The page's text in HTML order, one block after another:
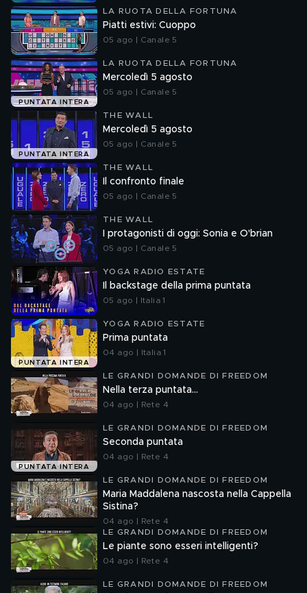
LA RUOTA DELLA FORTUNA
Piatti estivi: Cuoppo
05 ago | Canale 5
PUNTATA INTERA
LA RUOTA DELLA FORTUNA
Mercoledì 5 agosto
05 ago | Canale 5
PUNTATA INTERA
THE WALL
Mercoledì 5 agosto
05 ago | Canale 5
THE WALL
Il confronto finale
05 ago | Canale 5
THE WALL
I protagonisti di oggi: Sonia e O'brian
05 ago | Canale 5
YOGA RADIO ESTATE
Il backstage della prima puntata
05 ago | Italia 1
PUNTATA INTERA
YOGA RADIO ESTATE
Prima puntata
04 ago | Italia 1
LE GRANDI DOMANDE DI FREEDOM
Nella terza puntata...
04 ago | Rete 4
PUNTATA INTERA
LE GRANDI DOMANDE DI FREEDOM
Seconda puntata
04 ago | Rete 4
LE GRANDI DOMANDE DI FREEDOM
Maria Maddalena nascosta nella Cappella
Sistina?
04 ago | Rete 4
LE GRANDI DOMANDE DI FREEDOM
Le piante sono esseri intelligenti?
04 ago | Rete 4
LE GRANDI DOMANDE DI FREEDOM